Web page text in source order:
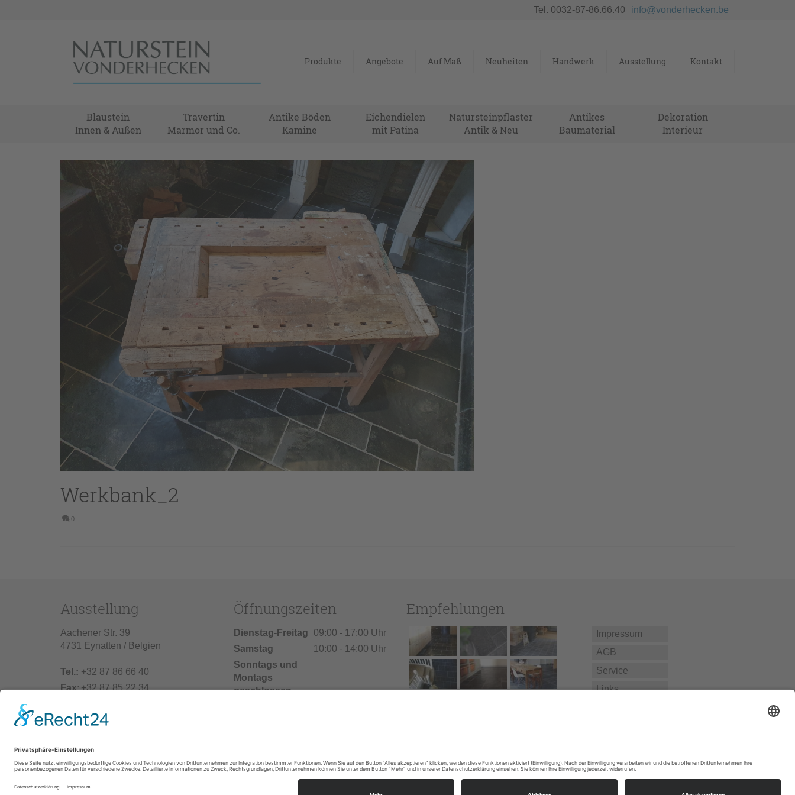
Tel. 0032-87-86.66.40 info@vonderhecken.be
Produkte Angebote Auf Maß Neuheiten Handwerk Ausstellung Kontakt
Blaustein
Innen & Außen
Travertin
Marmor und Co.
Antike Böden
Kamine
Eichendielen
mit Patina
Natursteinpflaster
Antik & Neu
Antikes
Baumaterial
Dekoration
Interieur
Werkbank_2
0
Ausstellung
Aachener Str. 39
4731 Eynatten / Belgien
Tel.: +32 87 86 66 40
Fax:+32 87 85 22 34
Öffnungszeiten
Dienstag-Freitag
09:00 - 17:00 Uhr
Samstag
10:00 - 14:00 Uhr
Sonntags und
Montags
geschlossen
unser Geschäft
geschlossen
Empfehlungen
Impressum
AGB
Service
Links